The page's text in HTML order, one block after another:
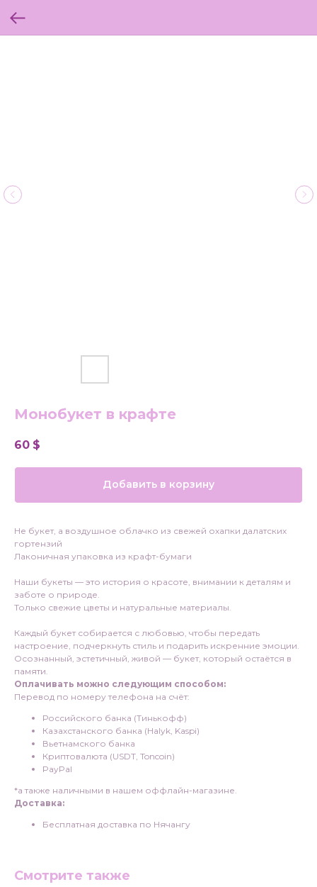
Монобукет в крафте
60 $
Добавить в корзину
Не букет, а воздушное облачко из свежей охапки далатских
гортензий
Лаконичная упаковка из крафт-бумаги
Наши букеты — это история о красоте, внимании к деталям и
заботе о природе.
Только свежие цветы и натуральные материалы.
Каждый букет собирается с любовью, чтобы передать
настроение, подчеркнуть стиль и подарить искренние эмоции.
Осознанный, эстетичный, живой — букет, который остаётся в
памяти.
Оплачивать можно следующим способом:
Перевод по номеру телефона на счёт:
Российского банка (Тинькофф)
Казахстанского банка (Halyk, Kaspi)
Вьетнамского банка
Криптовалюта (USDT, Toncoin)
PayPal
*а также наличными в нашем оффлайн-магазине.
Доставка:
Бесплатная доставка по Нячангу
Смотрите также